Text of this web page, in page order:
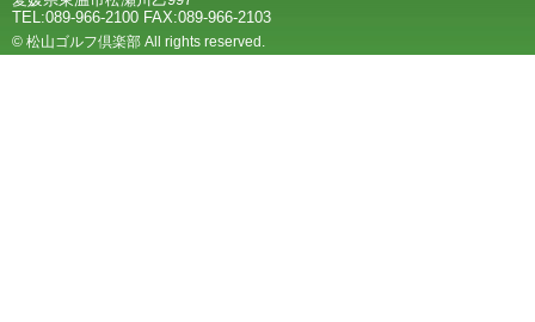
TEL:089-966-2100 FAX:089-966-2103
© 松山ゴルフ倶楽部 All rights reserved.